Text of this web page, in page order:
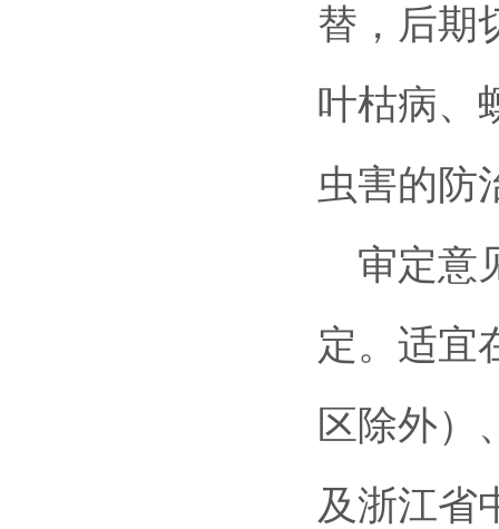
替，后期
叶枯病、
虫害的防
审定意
定。适宜
区除外）
及浙江省